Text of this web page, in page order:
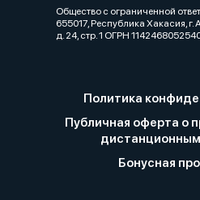
Общество с ограниченной
655017, Республика Хакасия, г.
д. 24, стр. 1 ОГРН
Политика
Публичная оферта о
Бонусная